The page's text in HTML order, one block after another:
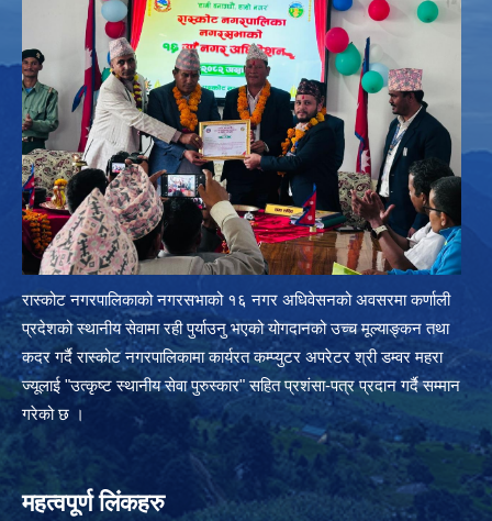
रास्कोट नगरपालिकाको नगरसभाको १६ नगर अधिवेसनको अवसरमा कर्णाली
प्रदेशको स्थानीय सेवामा रही पुर्याउनु भएको योगदानको उच्च मूल्याङ्कन तथा
कदर गर्दै रास्कोट नगरपालिकामा कार्यरत कम्प्युटर अपरेटर श्री डम्वर महरा
ज्यूलाई "उत्कृष्ट स्थानीय सेवा पुरुस्कार" सहित प्रशंसा-पत्र प्रदान गर्दै सम्मान
गरेको छ ।
महत्वपूर्ण लिंकहरु